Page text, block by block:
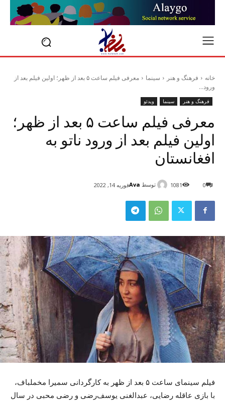
خانه فرهنگ و هنر سینما
معرفی فیلم ساعت ۵ بعد از ظهر؛ اولین فیلم بعد از
ورود...
فرهنگ و هنر سینما ویدئو
معرفی فیلم ساعت ۵ بعد از ظهر؛
اولین فیلم بعد از ورود ناتو به
افغانستان
توسط Avaفوریه 14, 2022 0
1081
فیلم سینمای ساعت ۵ بعد از ظهر به کارگردانی سمیرا مخملباف،
با بازی عاقله رضایی، عبدالغنی یوسف‌رضی و رضی محبی در سال